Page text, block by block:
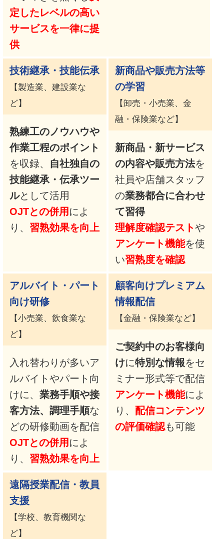
定したレベルの高い
サービスを一律に提
供
技術継承・技能伝承
【製造業、建設業な
ど】
熟練工のノウハウや
作業工程のポイント
を収録、 自社独自の
技能継承・伝承ツー
ルとして活用
OJTとの併用 によ
り、習熟効果を向上
新商品や販売方法等
の学習
【卸売・小売業、金
融・保険業など】
新商品・新サービス
の内容や販売方法を
社員や店舗スタッフ
の業務都合に合わせ
て習得
理解度確認テストや
アンケート機能を使
い習熟度を確認
アルバイト・パート
向け研修
【小売業、飲食業な
ど】
入れ替わりが多いア
ルバイトやパート向
けに、業務手順や接
客方法、調理手順な
どの研修動画を配信
OJTとの併用 によ
り、習熟効果を向上
顧客向けプレミアム
情報配信
【金融・保険業など】
ご契約中のお客様向
けに特別な情報をセ
ミナー形式等で配信
アンケート機能によ
り、配信コンテンツ
の評価確認も可能
遠隔授業配信・教員
支援
【学校、教育機関な
ど】